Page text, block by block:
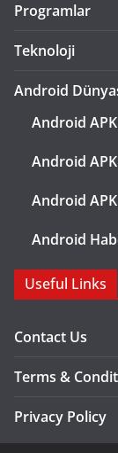
Programlar
Teknoloji
Android
Android
Android
Android
Android
Useful Links
Contact Us
Terms &
Privacy Policy